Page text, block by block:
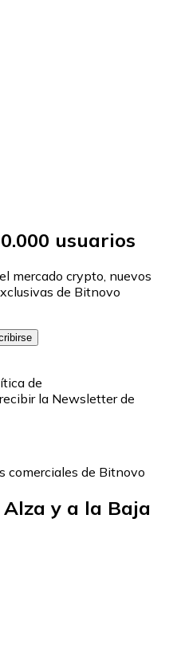
usuarios
mercado crypto, nuevos
de Bitnovo
de
la Newsletter de
comerciales de Bitnovo
y a la Baja